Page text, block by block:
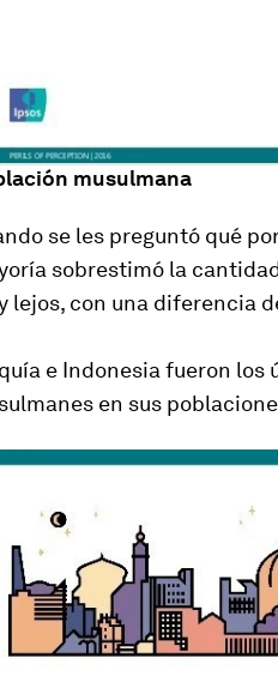
musulmana
se les preguntó qué
sobrestimó la
lejos, con una diferencia
e Indonesia fueron
en sus